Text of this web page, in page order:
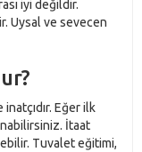
iyi değildir.
Uysal ve sevecen
Eğer ilk
İtaat
Tuvalet eğitimi,